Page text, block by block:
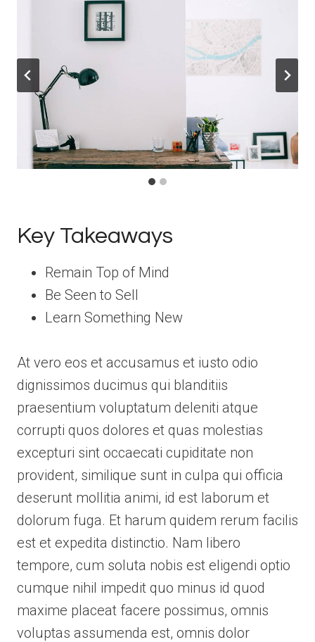
Key Takeaways
Remain Top of Mind
Be Seen to Sell
Learn Something New
At vero eos et accusamus et iusto odio
dignissimos ducimus qui blanditiis
praesentium voluptatum deleniti atque
corrupti quos dolores et quas molestias
excepturi sint occaecati cupiditate non
provident, similique sunt in culpa qui officia
deserunt mollitia animi, id est laborum et
dolorum fuga. Et harum quidem rerum facilis
est et expedita distinctio. Nam libero
tempore, cum soluta nobis est eligendi optio
cumque nihil impedit quo minus id quod
maxime placeat facere possimus, omnis
voluptas assumenda est, omnis dolor